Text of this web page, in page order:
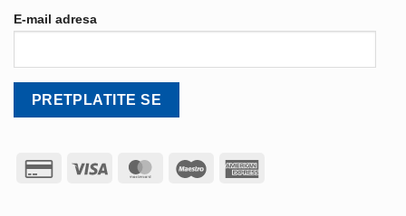
E-mail adresa
Credit
Visa MasterCard
Maestro